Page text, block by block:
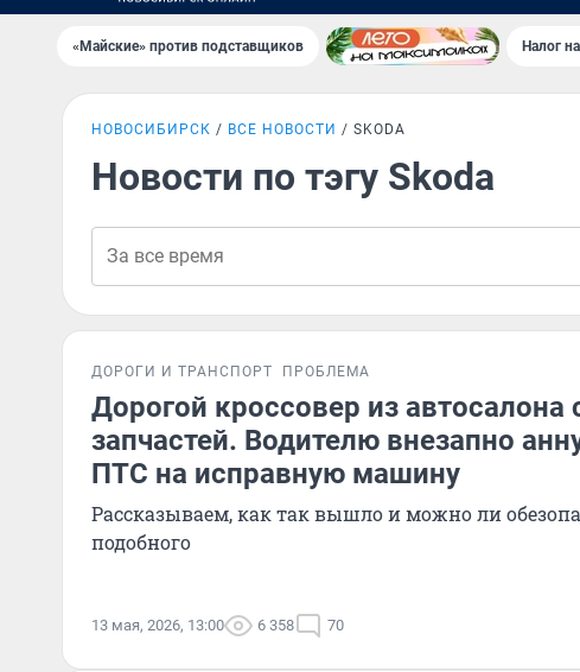
«Майские» против подставщиков Налог
НОВОСИБИРСК ВСЕ НОВОСТИ SKODA
Новости по тэгу Skoda
ДОРОГИ И ТРАНСПОРТ ПРОБЛЕМА
Дорогой кроссовер из автосалона
запчастей. Водителю внезапно
ПТС на исправную машину
Рассказываем, как так вышло и можно ли
подобного
13 мая, 2026, 13:00 6 358 70